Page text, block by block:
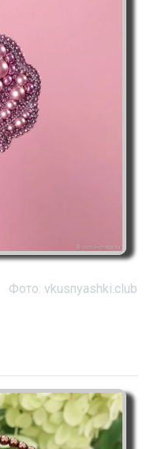
Фото: vkusnyashki.club